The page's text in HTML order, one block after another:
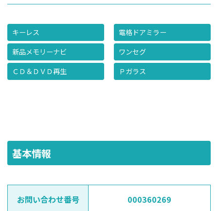
キーレス
電格ドアミラー
新品メモリーナビ
ワンセグ
ＣＤ＆ＤＶＤ再生
Ｐガラス
基本情報
お問い合わせ番号 000360269